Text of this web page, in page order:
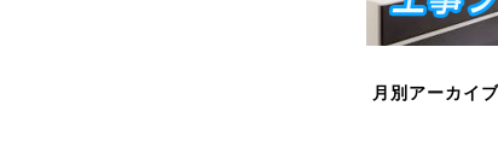
月別アーカイ